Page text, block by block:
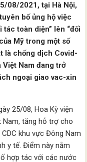
08/2021, tại Hà Nội,
bố ủng hộ việc
tác toàn diện” lên “đối
Mỹ trong một số
là chống dịch Covid-
Việt Nam đang trở
ngoại giao vac-xin
25/08, Hoa Kỳ viện
tăng hỗ trợ cho
khu vực Đông Nam
y tế. Điểm này nằm
hợp tác với các nước